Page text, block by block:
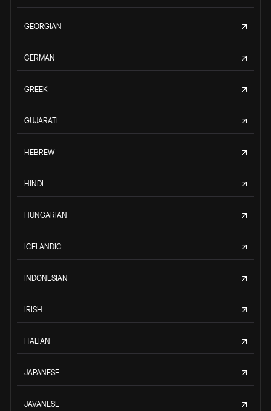
GEORGIAN
GERMAN
GREEK
GUJARATI
HEBREW
HINDI
HUNGARIAN
ICELANDIC
INDONESIAN
IRISH
ITALIAN
JAPANESE
JAVANESE